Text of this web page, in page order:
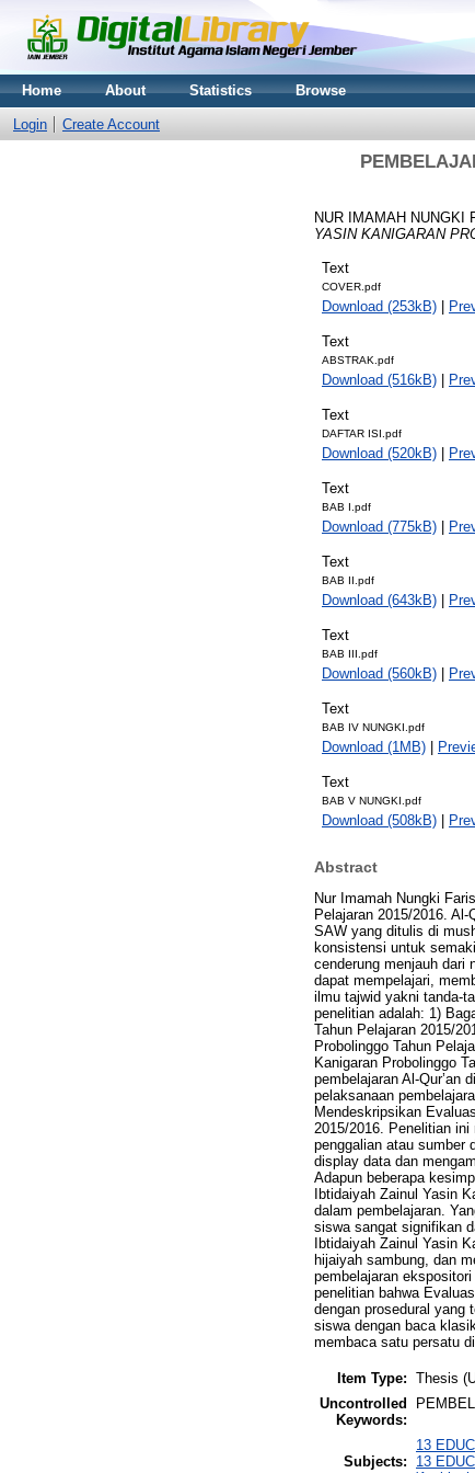
Home About Statistics Browse
Login Create Account
NUR IMAMAH NUNGKI
YASIN KANIGARAN
Text
COVER.pdf
Download (253kB) |
Text
ABSTRAK.pdf
Download (516kB) |
Text
DAFTAR ISI.pdf
Download (520kB) |
Text
BAB I.pdf
Download (775kB) |
Text
BAB II.pdf
Download (643kB) |
Text
BAB III.pdf
Download (560kB) |
Text
BAB IV NUNGKI.pdf
Download (1MB) |
Text
BAB V NUNGKI.pdf
Download (508kB) |
Abstract
Nur Imamah Nungki
Pelajaran 2015/2016.
SAW yang ditulis di
konsistensi untuk
cenderung menjauh dari
dapat mempelajari,
ilmu tajwid yakni tanda-
penelitian adalah: 1)
Tahun Pelajaran 2015/
Probolinggo Tahun
Kanigaran Probolinggo
pembelajaran Al-Qur’an
pelaksanaan
Mendeskripsikan
2015/2016. Penelitian
penggalian atau sumber
display data dan
Adapun beberapa
Ibtidaiyah Zainul Yasin
dalam pembelajaran.
siswa sangat signifikan
Ibtidaiyah Zainul Yasin
hijaiyah sambung, dan
pembelajaran
penelitian bahwa
dengan prosedural yang
siswa dengan baca
membaca satu persatu
Item Type: Thesis
Uncontrolled
Keywords:
Subjects:
13
13